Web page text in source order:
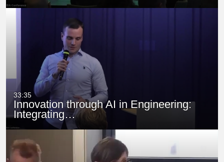
33:35
Innovation through AI in Engineering:
Integrating…